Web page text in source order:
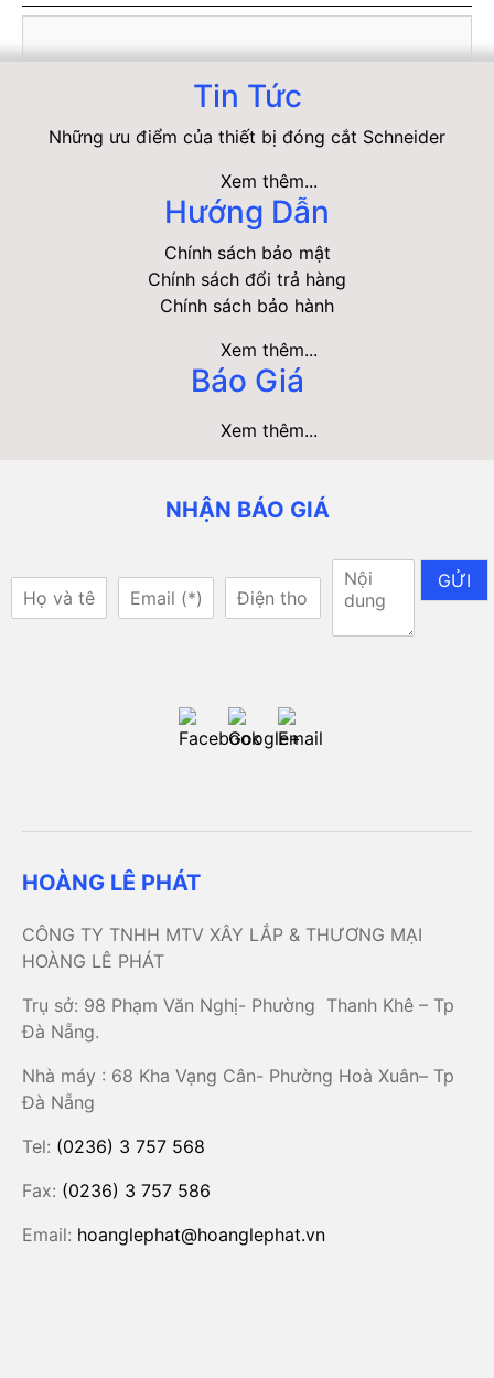
Tin Tức
Những ưu điểm của thiết bị đóng cắt Schneider
Xem thêm...
Hướng Dẫn
Chính sách bảo mật
Chính sách đổi trả hàng
Chính sách bảo hành
Xem thêm...
Báo Giá
Xem thêm...
NHẬN BÁO GIÁ
GỬI
HOÀNG LÊ PHÁT
CÔNG TY TNHH MTV XÂY LẮP & THƯƠNG MẠI
HOÀNG LÊ PHÁT
Trụ sở: 98 Phạm Văn Nghị- Phường Thanh Khê – Tp
Đà Nẵng.
Nhà máy : 68 Kha Vạng Cân- Phường Hoà Xuân– Tp
Đà Nẵng
Tel: (0236) 3 757 568
Fax: (0236) 3 757 586
Email: hoanglephat@hoanglephat.vn